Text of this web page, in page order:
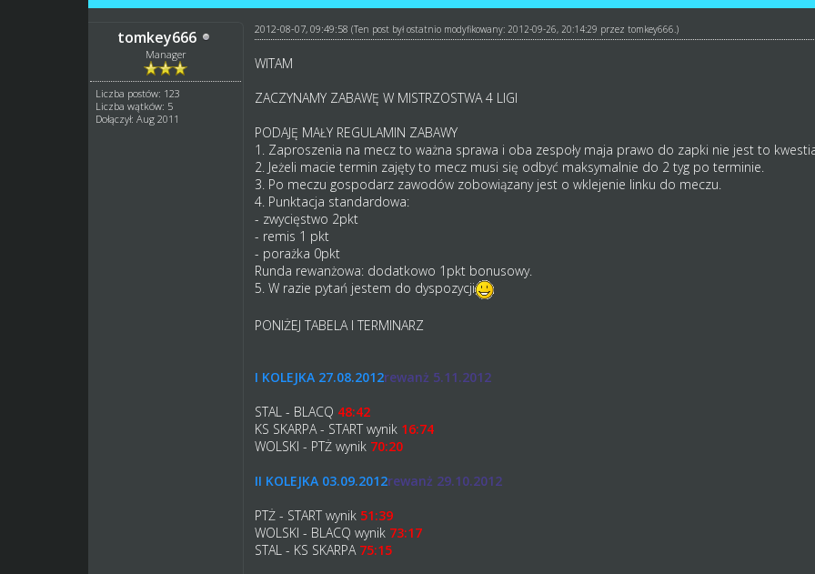
tomkey666
Manager
Liczba postów: 123
Liczba wątków: 5
Dołączył: Aug 2011
2012-08-07, 09:49:58 (Ten post był ostatnio modyfikowany: 2012-09-26, 20:14:29 przez tomkey666 .)
WITAM
ZACZYNAMY ZABAWĘ W MISTRZOSTWA 4 LIGI
PODAJĘ MAŁY REGULAMIN ZABAWY
1. Zaproszenia na mecz to ważna sprawa i oba zespoły maja prawo do zapki nie jest to
2. Jeżeli macie termin zajęty to mecz musi się odbyć maksymalnie do 2 tyg po terminie.
3. Po meczu gospodarz zawodów zobowiązany jest o wklejenie linku do meczu.
4. Punktacja standardowa:
- zwycięstwo 2pkt
- remis 1 pkt
- porażka 0pkt
Runda rewanżowa: dodatkowo 1pkt bonusowy.
5. W razie pytań jestem do dyspozycji
PONIŻEJ TABELA I TERMINARZ
I KOLEJKA 27.08.2012rewanż 5.11.2012
STAL - BLACQ 48:42
KS SKARPA - START wynik 16:74
WOLSKI - PTŻ wynik 70:20
II KOLEJKA 03.09.2012rewanż 29.10.2012
PTŻ - START wynik 51:39
WOLSKI - BLACQ wynik 73:17
STAL - KS SKARPA 75:15